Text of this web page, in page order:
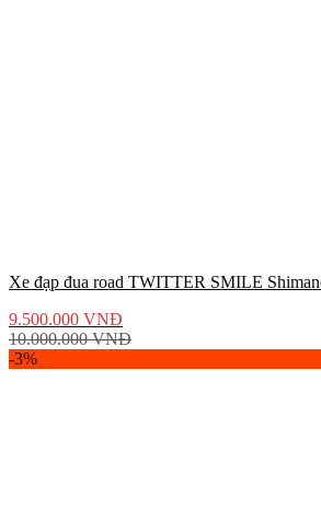
Xe đạp đua road TWITTER SMILE
9.500.000 VNĐ
10.000.000VNĐ
-3%